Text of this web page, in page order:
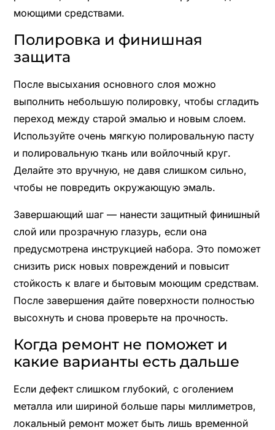
моющими средствами.
Полировка и финишная
защита
После высыхания основного слоя можно
выполнить небольшую полировку, чтобы сгладить
переход между старой эмалью и новым слоем.
Используйте очень мягкую полировальную пасту
и полировальную ткань или войлочный круг.
Делайте это вручную, не давя слишком сильно,
чтобы не повредить окружающую эмаль.
Завершающий шаг — нанести защитный финишный
слой или прозрачную глазурь, если она
предусмотрена инструкцией набора. Это поможет
снизить риск новых повреждений и повысит
стойкость к влаге и бытовым моющим средствам.
После завершения дайте поверхности полностью
высохнуть и снова проверьте на прочность.
Когда ремонт не поможет и
какие варианты есть дальше
Если дефект слишком глубокий, с оголением
металла или шириной больше пары миллиметров,
локальный ремонт может быть лишь временной